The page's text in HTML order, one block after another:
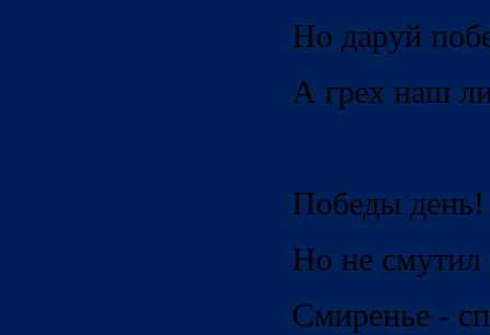
Но даруй
А грех наш
Победы день!
Но не
Смиренье -